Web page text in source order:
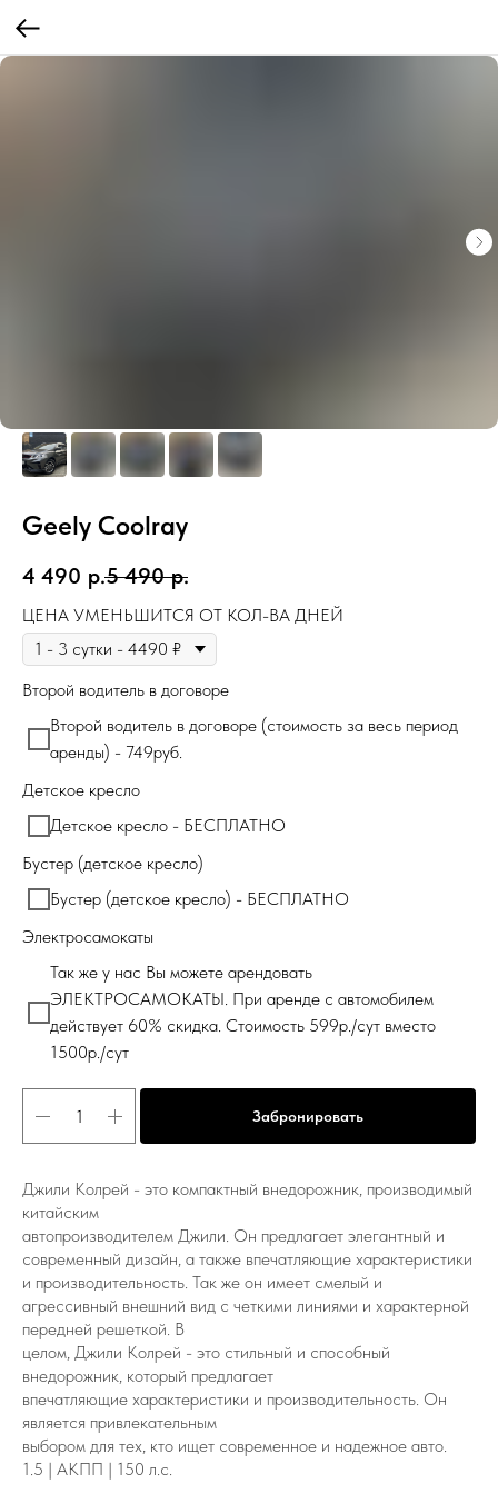
Geely Coolray
4 490 р.5 490 р.
ЦЕНА УМЕНЬШИТСЯ ОТ КОЛ-ВА ДНЕЙ
Второй водитель в договоре
Второй водитель в договоре (стоимость за весь период
аренды) - 749руб.
Детское кресло
Детское кресло - БЕСПЛАТНО
Бустер (детское кресло)
Бустер (детское кресло) - БЕСПЛАТНО
Электросамокаты
Так же у нас Вы можете арендовать
ЭЛЕКТРОСАМОКАТЫ. При аренде с автомобилем
действует 60% скидка. Стоимость 599р./сут вместо
1500р./сут
Забронировать
Джили Колрей - это компактный внедорожник, производимый
китайским
автопроизводителем Джили. Он предлагает элегантный и
современный дизайн, а также впечатляющие характеристики
и производительность. Так же он имеет смелый и
агрессивный внешний вид с четкими линиями и характерной
передней решеткой. В
целом, Джили Колрей - это стильный и способный
внедорожник, который предлагает
впечатляющие характеристики и производительность. Он
является привлекательным
выбором для тех, кто ищет современное и надежное авто.
1.5 | АКПП | 150 л.с.